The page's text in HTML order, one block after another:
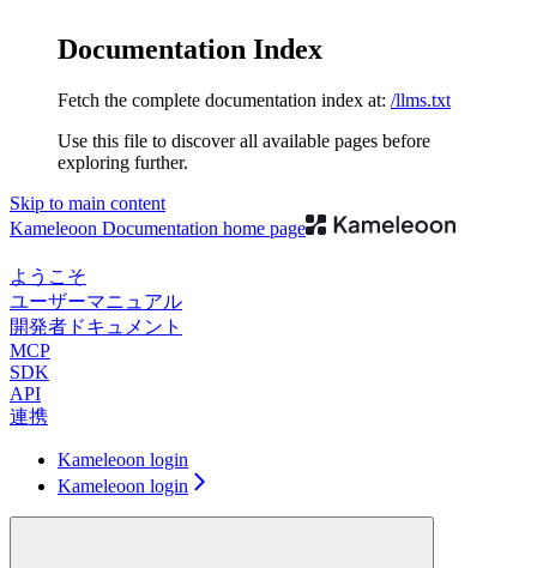
Documentation Index
Fetch the complete documentation index at: /llms.txt
Use this file to discover all available pages before
exploring further.
Skip to main content
Kameleoon Documentation home page
ようこそ
ユーザーマニュアル
開発者ドキュメント
MCP
SDK
API
連携
Kameleoon login
Kameleoon login